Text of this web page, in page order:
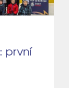
první